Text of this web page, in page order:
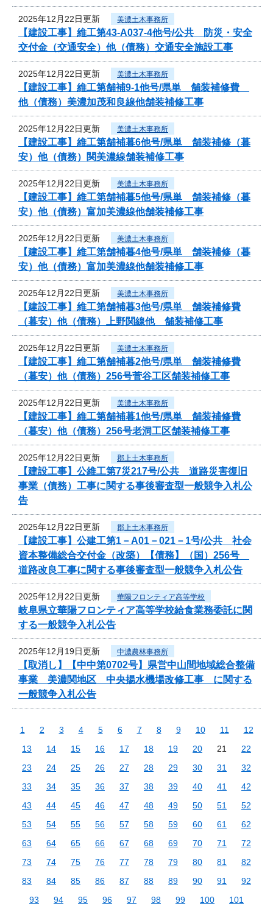
2025年12月22日更新 美濃土木事務所
【建設工事】維工第43-A037-4他号/公共 防災・安全
交付金（交通安全）他（債務）交通安全施設工事
2025年12月22日更新 美濃土木事務所
【建設工事】維工第舗補9-1他号/県単 舗装補修費
他（債務）美濃加茂和良線他舗装補修工事
2025年12月22日更新 美濃土木事務所
【建設工事】維工第舗補暮6他号/県単 舗装補修（暮
安）他（債務）関美濃線舗装補修工事
2025年12月22日更新 美濃土木事務所
【建設工事】維工第舗補暮5他号/県単 舗装補修（暮
安）他（債務）富加美濃線他舗装補修工事
2025年12月22日更新 美濃土木事務所
【建設工事】維工第舗補暮4他号/県単 舗装補修（暮
安）他（債務）富加美濃線他舗装補修工事
2025年12月22日更新 美濃土木事務所
【建設工事】維工第舗補暮3他号/県単 舗装補修費
（暮安）他（債務）上野関線他 舗装補修工事
2025年12月22日更新 美濃土木事務所
【建設工事】維工第舗補暮2他号/県単 舗装補修費
（暮安）他（債務）256号菅谷工区舗装補修工事
2025年12月22日更新 美濃土木事務所
【建設工事】維工第舗補暮1他号/県単 舗装補修費
（暮安）他（債務）256号老洞工区舗装補修工事
2025年12月22日更新 郡上土木事務所
【建設工事】公維工第7災217号/公共 道路災害復旧
事業（債務）工事に関する事後審査型一般競争入札公
告
2025年12月22日更新 郡上土木事務所
【建設工事】公建工第1－A01－021－1号/公共 社会
資本整備総合交付金（改築）【債務】（国）256号
道路改良工事に関する事後審査型一般競争入札公告
2025年12月22日更新 華陽フロンティア高等学校
岐阜県立華陽フロンティア高等学校給食業務委託に関
する一般競争入札公告
2025年12月19日更新 中濃農林事務所
【取消し】【中中第0702号】県営中山間地域総合整備
事業 美濃関地区 中央揚水機場改修工事 に関する
一般競争入札公告
1 2 3 4 5 6 7 8 9 10 11
12
13
14 15 16 17 18 19 20 21
22
23
24 25 26 27 28 29 30 31
32
33
34 35 36 37 38 39 40 41
42
43
44 45 46 47 48 49 50 51
52
53
54 55 56 57 58 59 60 61
62
63
64 65 66 67 68 69 70 71
72
73
74 75 76 77 78 79 80 81
82
83
84 85 86 87 88 89 90 91
92
93
94 95 96 97 98 99 100
101